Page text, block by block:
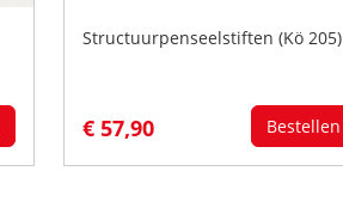
Structuurpenseelstiften (Kö 205)
€ 57,90 Bestellen